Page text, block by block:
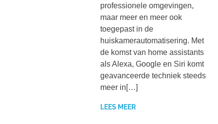
professionele omgevingen,
maar meer en meer ook
toegepast in de
huiskamerautomatisering. Met
de komst van home assistants
als Alexa, Google en Siri komt
geavanceerde techniek steeds
meer in[…]
LEES MEER